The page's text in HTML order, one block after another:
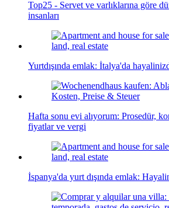
Top25 - Servet ve varlıklarına göre
insanları
Yurtdışında emlak: İtalya'da
Hafta sonu evi alıyorum: Prosedür,
fiyatlar ve vergi
İspanya'da yurt dışında emlak: